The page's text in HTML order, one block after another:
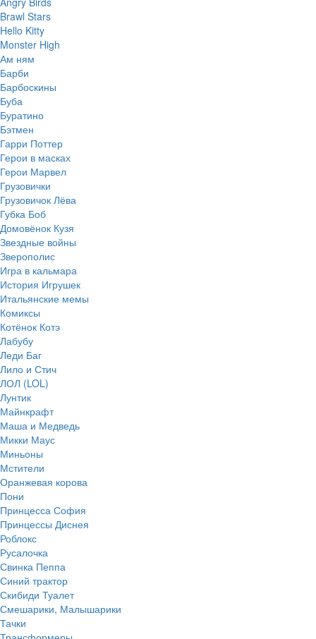
Brawl Stars
Hello Kitty
Monster High
Ам ням
Барби
Барбоскины
Буба
Буратино
Бэтмен
Гарри Поттер
Герои в масках
Герои Марвел
Грузовички
Грузовичок Лёва
Губка Боб
Домовёнок Кузя
Звездные войны
Зверополис
Игра в кальмара
История Игрушек
Итальянские мемы
Комиксы
Котёнок Котэ
Лабубу
Леди Баг
Лило и Стич
ЛОЛ (LOL)
Лунтик
Майнкрафт
Маша и Медведь
Микки Маус
Миньоны
Мстители
Оранжевая корова
Пони
Принцесса София
Принцессы Диснея
Роблокс
Русалочка
Свинка Пеппа
Синий трактор
Скибиди Туалет
Смешарики, Малышарики
Тачки